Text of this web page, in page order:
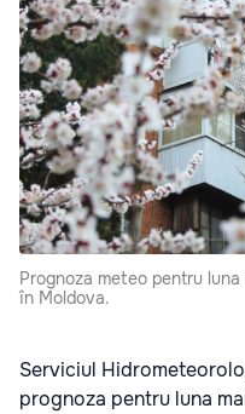
Prognoza meteo pentru
în Moldova.
Serviciul
prognoza pentru luna